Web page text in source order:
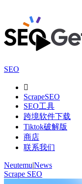
SEO

ScrapeSEO
SEO工具
跨境软件下载
Tiktok破解版
商店
联系我们
Neutemu|News
Scrape SEO